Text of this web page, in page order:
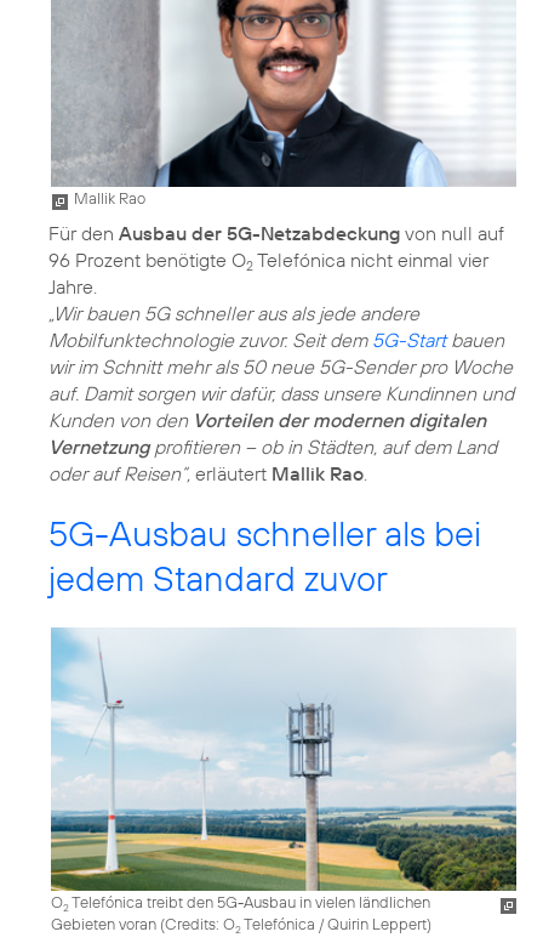
Mallik Rao
Für den Ausbau der 5G-Netzabdeckung von null auf
96 Prozent benötigte O2 Telefónica nicht einmal vier
„Wir bauen 5G schneller aus als jede andere
Mobilfunktechnologie zuvor. Seit dem 5G-Startbauen
wir im Schnitt mehr als 50 neue 5G-Sender pro Woche
auf. Damit sorgen wir dafür, dass unsere Kundinnen und
Kunden von den Vorteilen der modernen digitalen
Vernetzungprofitieren – ob in Städten, auf dem Land
oder auf Reisen“, erläutert Mallik Rao
5G-Ausbau schneller als bei
jedem Standard zuvor
O2Telefónica treibt den 5G-Ausbau in vielen ländlichen
Gebieten voran (Credits: O2Telefónica / Quirin Leppert)